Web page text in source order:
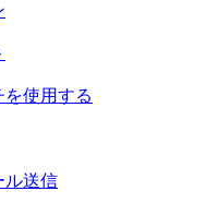
使用する
ル送信